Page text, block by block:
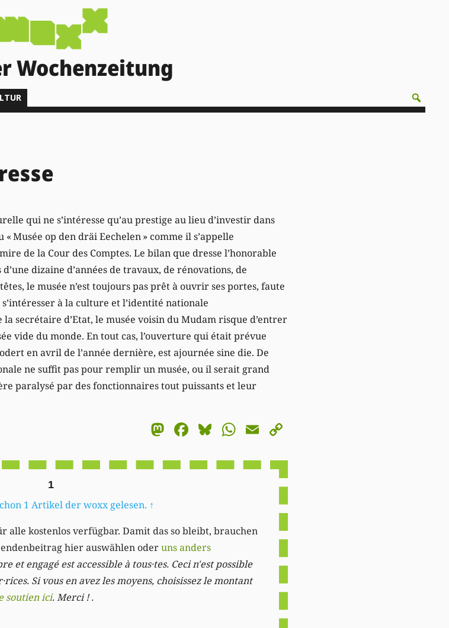
Wochenzeitung
qui ne s’intéresse qu’au prestige au lieu d’investir dans
Musée op den dräi Eechelen » comme il s’appelle
de la Cour des Comptes. Le bilan que dresse l’honorable
dizaine d’années de travaux, de rénovations, de
le musée n’est toujours pas prêt à ouvrir ses portes, faute
à la culture et l’identité nationale
secrétaire d’Etat, le musée voisin du Mudam risque d’entrer
vide du monde. En tout cas, l’ouverture qui était prévue
en avril de l’année dernière, est ajournée sine die. De
ne suffit pas pour remplir un musée, ou il serait grand
paralysé par des fonctionnaires tout puissants et leur
Mastodon
Facebook
Bluesky
WhatsApp
Email
1
1 Artikel der woxx gelesen. ↑
alle kostenlos verfügbar. Damit das so bleibt, brauchen
hier auswählen oderuns anders
et engagé est accessible à tous·tes. Ceci n'est possible
Si vous en avez les moyens, choisissez le montant
soutien ici. Merci ! .